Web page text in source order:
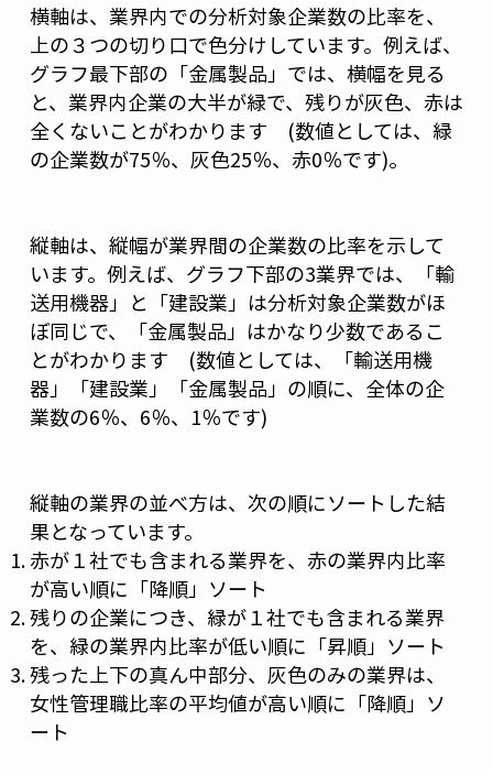
横軸は、業界内での分析対象企業数の比率を、
上の３つの切り口で色分けしています。例えば、
グラフ最下部の「金属製品」では、横幅を見る
と、業界内企業の大半が緑で、残りが灰色、赤は
全くないことがわかります (数値としては、緑
の企業数が75％、灰色25％、赤0％です)。
縦軸は、縦幅が業界間の企業数の比率を示して
います。例えば、グラフ下部の3業界では、「輸
送用機器」と「建設業」は分析対象企業数がほ
ぼ同じで、「金属製品」はかなり少数であるこ
とがわかります (数値としては、「輸送用機
器」「建設業」「金属製品」の順に、全体の企
業数の6％、6％、1％です)
縦軸の業界の並べ方は、次の順にソートした結
果となっています。
赤が１社でも含まれる業界を、赤の業界内比率
が高い順に「降順」ソート
残りの企業につき、緑が１社でも含まれる業界
を、緑の業界内比率が低い順に「昇順」ソート
残った上下の真ん中部分、灰色のみの業界は、
女性管理職比率の平均値が高い順に「降順」ソ
ート